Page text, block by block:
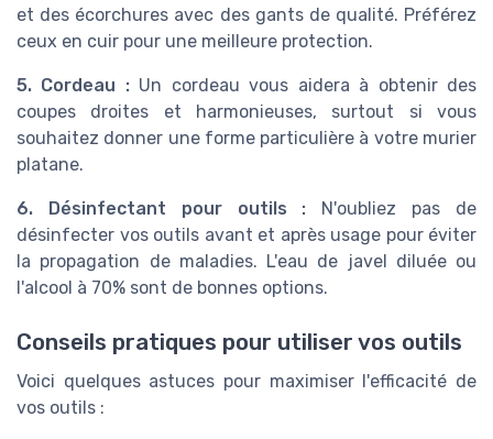
et des écorchures avec des gants de qualité. Préférez
ceux en cuir pour une meilleure protection.
5. Cordeau :Un cordeau vous aidera à obtenir des
coupes droites et harmonieuses, surtout si vous
souhaitez donner une forme particulière à votre murier
platane.
6. Désinfectant pour outils : N'oubliez pas de
désinfecter vos outils avant et après usage pour éviter
la propagation de maladies. L'eau de javel diluée ou
l'alcool à 70% sont de bonnes options.
Conseils pratiques pour utiliser vos outils
Voici quelques astuces pour maximiser l'efficacité de
vos outils :